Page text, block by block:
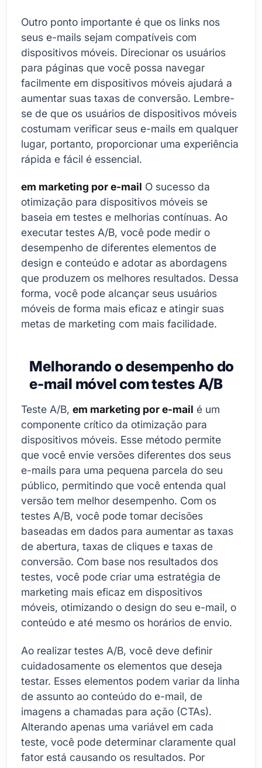
Outro ponto importante é que os links nos
seus e-mails sejam compatíveis com
dispositivos móveis. Direcionar os usuários
para páginas que você possa navegar
facilmente em dispositivos móveis ajudará a
aumentar suas taxas de conversão. Lembre-
se de que os usuários de dispositivos móveis
costumam verificar seus e-mails em qualquer
lugar, portanto, proporcionar uma experiência
rápida e fácil é essencial.
em marketing por e-mail O sucesso da
otimização para dispositivos móveis se
baseia em testes e melhorias contínuas. Ao
executar testes A/B, você pode medir o
desempenho de diferentes elementos de
design e conteúdo e adotar as abordagens
que produzem os melhores resultados. Dessa
forma, você pode alcançar seus usuários
móveis de forma mais eficaz e atingir suas
metas de marketing com mais facilidade.
Melhorando o desempenho do
e-mail móvel com testes A/B
Teste A/B, em marketing por e-mail é um
componente crítico da otimização para
dispositivos móveis. Esse método permite
que você envie versões diferentes dos seus
e-mails para uma pequena parcela do seu
público, permitindo que você entenda qual
versão tem melhor desempenho. Com os
testes A/B, você pode tomar decisões
baseadas em dados para aumentar as taxas
de abertura, taxas de cliques e taxas de
conversão. Com base nos resultados dos
testes, você pode criar uma estratégia de
marketing mais eficaz em dispositivos
móveis, otimizando o design do seu e-mail, o
conteúdo e até mesmo os horários de envio.
Ao realizar testes A/B, você deve definir
cuidadosamente os elementos que deseja
testar. Esses elementos podem variar da linha
de assunto ao conteúdo do e-mail, de
imagens a chamadas para ação (CTAs).
Alterando apenas uma variável em cada
teste, você pode determinar claramente qual
fator está causando os resultados. Por